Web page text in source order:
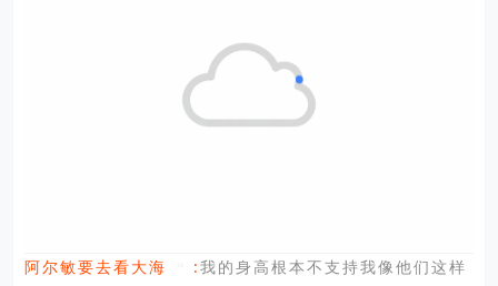
阿尔敏要去看大海 :我的身高根本不支持我像他们这样